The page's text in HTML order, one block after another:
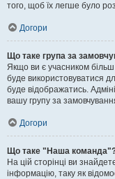
того, щоб їх легше було
Догори
Що таке група за
Якщо ви є учасником більш
буде використовуватися
буде відображатись.
вашу групу за
Догори
Що таке "Наша
На цій сторінці ви
інформацію, таку як